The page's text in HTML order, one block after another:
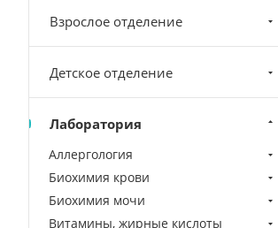
Взрослое отделение
Детское отделение
Лаборатория
Аллергология
Биохимия крови
Биохимия мочи
Витамины, жирные кислоты